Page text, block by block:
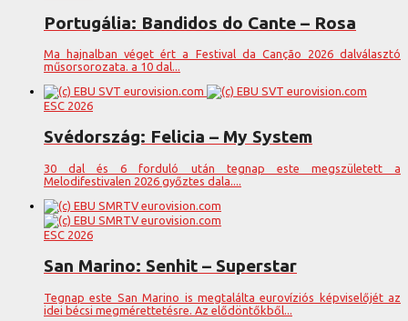
Portugália: Bandidos do Cante – Rosa
Ma hajnalban véget ért a Festival da Canção 2026 dalválasztó
műsorsorozata. a 10 dal...
ESC 2026
Svédország: Felicia – My System
30 dal és 6 forduló után tegnap este megszületett a
Melodifestivalen 2026 győztes dala....
ESC 2026
San Marino: Senhit – Superstar
Tegnap este San Marino is megtalálta eurovíziós képviselőjét az
idei bécsi megmérettetésre. Az elődöntőkből...